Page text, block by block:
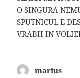
O SINGURA
SPUTNICUL E
VRABII IN
marius